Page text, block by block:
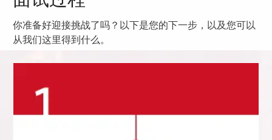
你准备好迎接挑战了吗？以下是您的下一步，以及您可以
从我们这里得到什么。